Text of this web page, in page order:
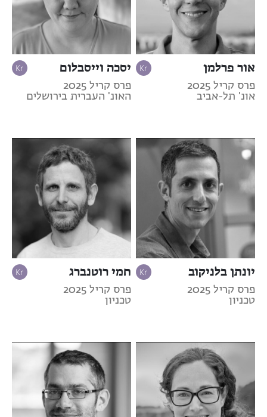
אור פרלמן
פרס קריל 2025
אונ' תל-אביב
יסכה וייסבלום
פרס קריל 2025
האונ' העברית בירושלים
יונתן בלניקוב
פרס קריל 2025
טכניון
חמי רוטנברג
פרס קריל 2025
טכניון